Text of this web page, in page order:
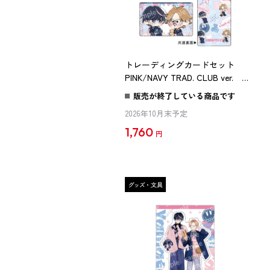
トレーディングカードセット
PINK/NAVY TRAD. CLUB ver. 君
には届かない。
販売が終了している商品です
2026年10月末予定
1,760 円